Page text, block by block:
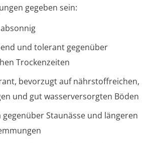
gegeben sein:
und tolerant gegenüber
Trockenzeiten
bevorzugt auf nährstoffreichen,
und gut wasserversorgten Böden
Staunässe und längeren